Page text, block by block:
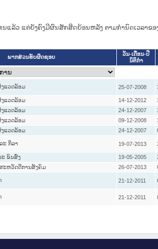
ແລ້ວ ແຕ່ຍັງຄົງມີຜົນສັກສິດຍ້ອນຫລັງ ຕາມກໍານົດເວລາຂອ
ພາກສ່ວນຮັບຜິດຊອບ
ວັນ-ເດືອນ-ປີ
ນິຕິກໍາ
ແວດລ້ອມ 25-07-2008
ແວດລ້ອມ 14-12-2012
ແວດລ້ອມ 24-12-2007
ແວດລ້ອມ 09-12-2008
ແວດລ້ອມ 24-12-2007
ະ ກິລາ 19-07-2013
ະ ຂົນສົ່ງ 19-05-2005
ະຫວັດດີການສັງຄົມ 26-07-2013
21-12-2011
21-12-2011